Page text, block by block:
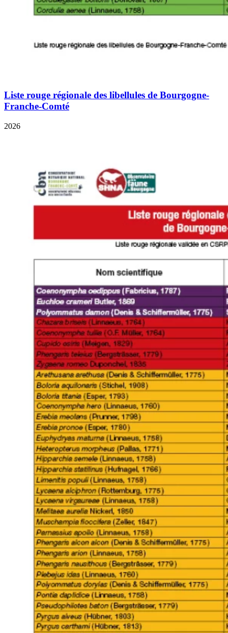
Liste rouge régionale des libellules de Bourgogne-
Franche-Comté
2026